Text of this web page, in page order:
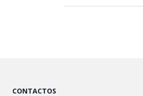
CONTACTOS